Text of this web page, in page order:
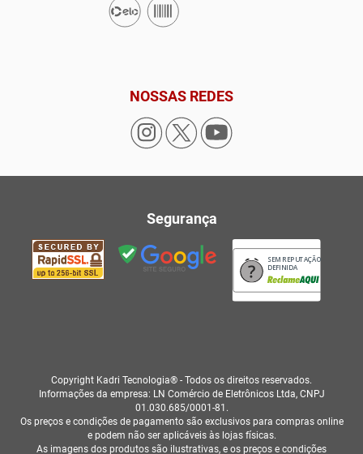
NOSSAS REDES
Segurança
SEM REPUTAÇÃO
DEFINIDA
Copyright Kadri Tecnologia® - Todos os direitos reservados.
Informações da empresa: LN Comércio de Eletrônicos Ltda, CNPJ
01.030.685/0001-81.
Os preços e condições de pagamento são exclusivos para compras online
e podem não ser aplicáveis às lojas físicas.
As imagens dos produtos são ilustrativas, e os preços e condições